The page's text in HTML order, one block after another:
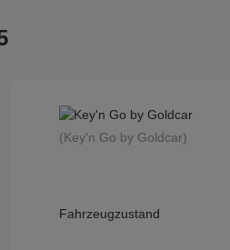
(Key'n Go by Goldcar)
Fahrzeugzustand